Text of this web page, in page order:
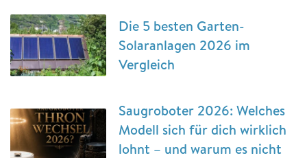
Die 5 besten Garten-
Solaranlagen 2026 im
Vergleich
Saugroboter 2026: Welches
Modell sich für dich wirklich
lohnt – und warum es nicht